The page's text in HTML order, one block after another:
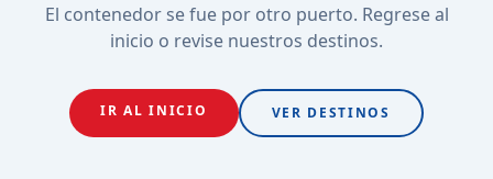
El contenedor se fue por otro puerto. Regrese al
inicio o revise nuestros destinos.
IR AL INICIO VER DESTINOS